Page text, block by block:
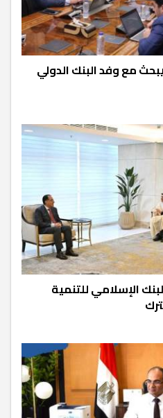
مع وفد البنك الدولي
الإسلامي للتنمية